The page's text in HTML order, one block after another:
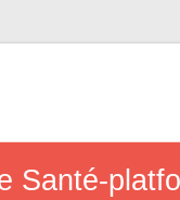
Santé-